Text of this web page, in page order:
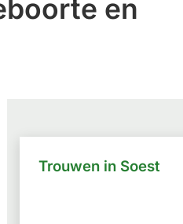
en
Trouwen in Soest